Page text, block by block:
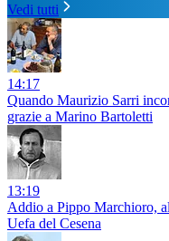
Vedi tutti
14:17
Quando Maurizio Sarri
grazie a Marino Bartoletti
13:19
Addio a Pippo Marchioro,
Uefa del Cesena